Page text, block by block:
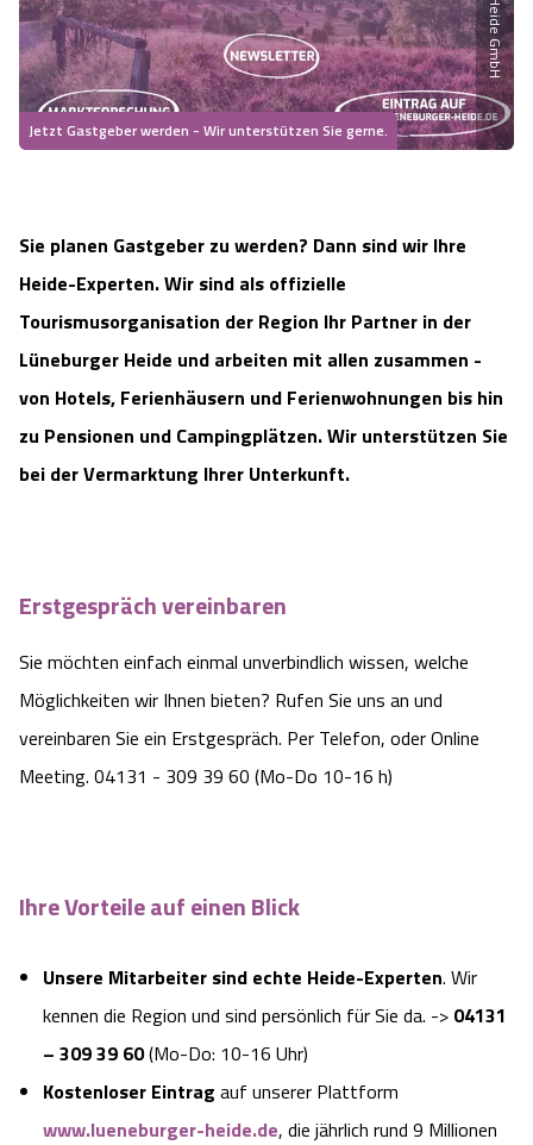
Heideflächen
Freizeitparks
Vital Urlaub
Hotels
Ferienwohnungen
Ferienhäuser
Urlaub mit Hund
Last Minute
Kataloge
Videos
Shop
Angebote
Naturpark Südheide
Naturerlebnis im Frühling
Naturerlebnis im Sommer
Naturerlebnis im Winter
Ausflugsziele
Wandern
Regionale Küche
Tiere
Unterkünfte
Naturhotels
Urlaub mit Hund
Urlaub auf dem Bauernhof
Quad Bahn Bispingen
Kletterparks
Heide Himmel Baumwipfelpfad
Adventure Schnucken Golf
Serengeti Park
Otter Zentrum
Wildpark Müden
Ralf Schumacher Kart & Bowl
Das verrückte Haus
Abenteuerland Trampolin-Park
Battle Kart Bispingen
Thermen
Vegan, Fasten & Co.
Balance
Wellness-Unterkünfte
Hotels mit Schwimmbad
Die Hansestadt Lüneburg
Sehenswürdigkeiten Lüneburg
Kulinarisches Lüneburg
Veranstaltungen & Führungen Lüneburg
Die Residenzstadt Celle
Unterkünfte Celle
Veranstaltungen & Führungen Celle
Hoher Kontrast Modus:
Schriftgröße: A A A
Jetzt Gastgeber werden - Wir unterstützen Sie gerne.
Sie planen Gastgeber zu werden? Dann sind wir Ihre
Heide-Experten. Wir sind als offizielle
Tourismusorganisation der Region Ihr Partner in der
Lüneburger Heide und arbeiten mit allen zusammen -
von Hotels, Ferienhäusern und Ferienwohnungen bis hin
zu Pensionen und Campingplätzen. Wir unterstützen Sie
bei der Vermarktung Ihrer Unterkunft.
Erstgespräch vereinbaren
Sie möchten einfach einmal unverbindlich wissen, welche
Möglichkeiten wir Ihnen bieten? Rufen Sie uns an und
vereinbaren Sie ein Erstgespräch. Per Telefon, oder Online
Meeting. 04131 - 309 39 60 (Mo-Do 10-16 h)
Ihre Vorteile auf einen Blick
Unsere Mitarbeiter sind echte Heide-Experten. Wir
kennen die Region und sind persönlich für Sie da. -> 04131
– 309 39 60(Mo-Do: 10-16 Uhr)
Kostenloser Eintrag auf unserer Plattform
www.lueneburger-heide.de, die jährlich rund 9 Millionen